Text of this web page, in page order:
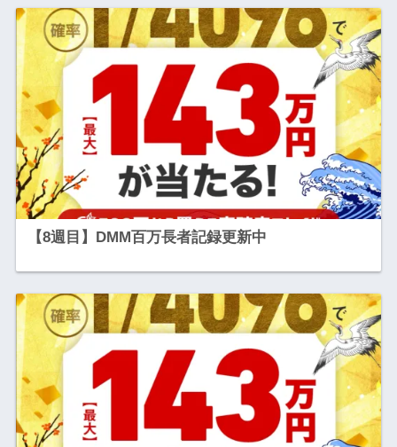
【8週目】DMM百万長者記録更新中